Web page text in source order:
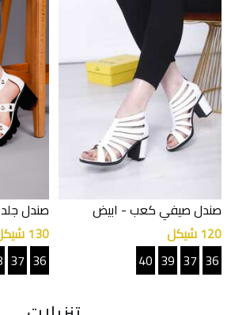
صندل صيفي كعب- ابيض
120 شيكل
36
37
39
40
صندل
130 شيكل
36
37